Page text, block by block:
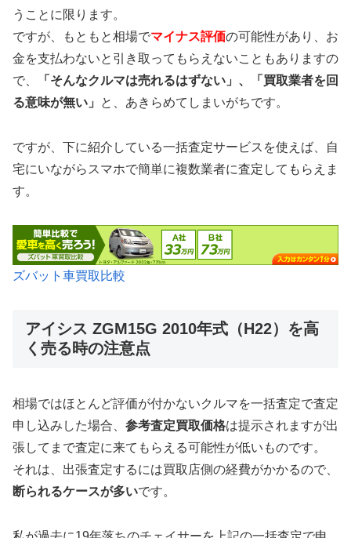
うことに限ります。
ですが、もともと相場でマイナス評価の可能性があり、お
金を支払わないと引き取ってもらえないこともありますの
で、
「そんなクルマは売れるはずない」、「買取業者を回
る意味が無い」
と、あきらめてしまいがちです。
ですが、下に紹介している一括査定サービスを使えば、自
宅にいながらスマホで簡単に複数業者に査定してもらえま
す。
ズバット車買取比較
アイシス ZGM15G 2010年式（H22）を高
く売る時の注意点
相場ではほとんど評価が付かないクルマを一括査定で査定
申し込みした場合、 参考査定買取価格は提示されますが出
張してまで査定に来てもらえる可能性が低いものです。
それは、出張査定するには買取店側の経費がかかるので、
断られるケースが多いです。